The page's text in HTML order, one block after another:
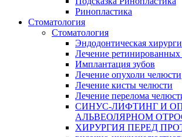
Ринопластика
Стоматология
Стоматология
Эндодонтическая
Лечение ретинированных
Имплантация зубов
Лечение опухоли челюсти
Лечение кисты челюсти
Лечение перелома
СИНУС-ЛИФТИНГ И
АЛЬВЕОЛЯРНОМ
ХИРУРГИЯ ПЕРЕД